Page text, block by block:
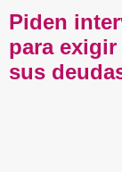
Piden
para exigir
sus